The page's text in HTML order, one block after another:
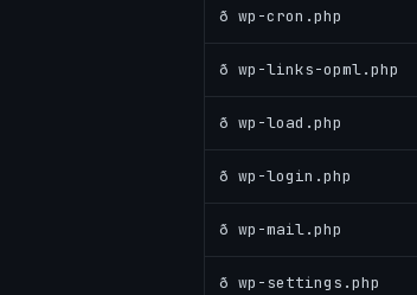
ð wp-cron.php
ð wp-links-opml.php
ð wp-load.php
ð wp-login.php
ð wp-mail.php
ð wp-settings.php